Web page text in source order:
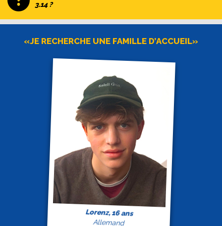
3.14 ?
«JE RECHERCHE UNE FAMILLE D’ACCUEIL»
Lorenz, 16 ans
Allemand